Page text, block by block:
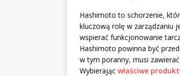
Hashimoto to schorzenie,
kluczową rolę w zarządzaniu
wspierać funkcjonowanie
Hashimoto powinna być
w tym poranny, musi
Wybierając właściwe